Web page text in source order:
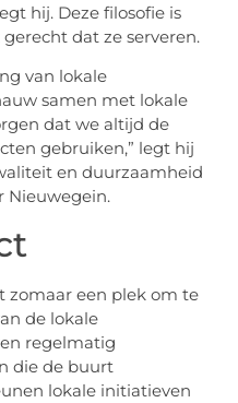
hij. Deze filosofie is
dat ze serveren.
van lokale
samen met lokale
dat we altijd de
gebruiken,” legt hij
en duurzaamheid
Nieuwegein.
zomaar een plek om te
de lokale
regelmatig
die de buurt
lokale initiatieven